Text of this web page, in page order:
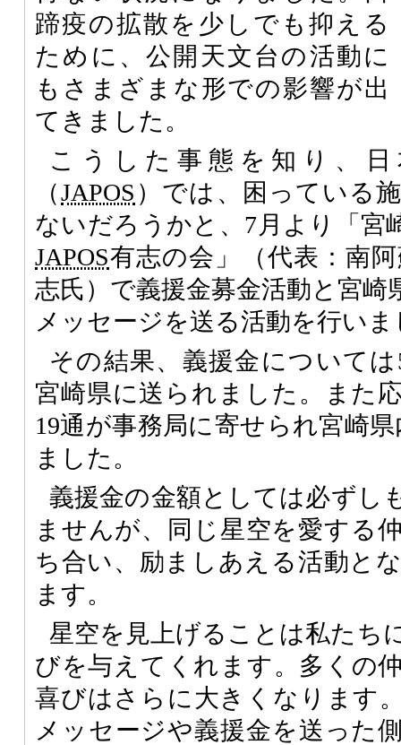
蹄疫の拡散を少しでも抑える
ために、公開天文台の活動に
もさまざまな形での影響が出
てきました。
こうした事態を知り、
（JAPOS ）では、困っている
ないだろうかと、7月より「宮
JAPOS有志の会」（代表：南
志氏）で義援金募金活動と宮崎
メッセージを送る活動を行い
その結果、義援金については
宮崎県に送られました。また
19通が事務局に寄せられ宮崎
ました。
義援金の金額としては必ずし
ませんが、同じ星空を愛する
ち合い、励ましあえる活動と
ます。
星空を見上げることは私たち
びを与えてくれます。多くの
喜びはさらに大きくなります
メッセージや義援金を送った